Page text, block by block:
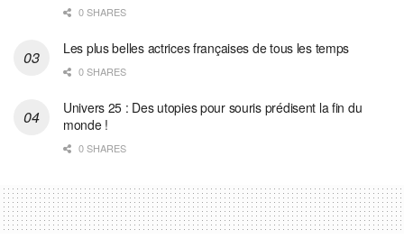
0 SHARES
Les plus belles actrices françaises de tous les temps
0 SHARES
Univers 25 : Des utopies pour souris prédisent la fin du
monde !
0 SHARES